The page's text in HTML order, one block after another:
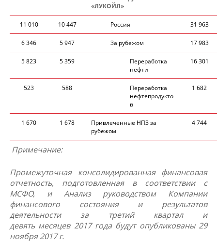
«ЛУКОЙЛ»
11 010 10 447 Россия 31 963
6 346 5 947 За рубежом 17 983
5 823 5 359
Переработка
нефт​и
16 301
523 588
Переработка
нефтепродукто​​
в
1 682
1 670 1 678
Привлеченные НПЗ за
рубежом
4 744
Примечание:
Промежуточная консолидированная финансовая
отчетность, подготовленная в соответствии с
МСФО, и Анализ руководством Компании
финансового состояния и результатов
деятельности за третий квартал и
девять месяцев 2017 года будут опубликованы 29
ноября 2017 г.